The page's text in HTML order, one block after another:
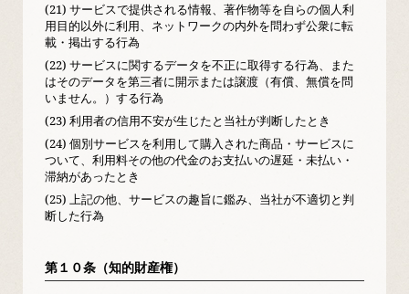
(21) サービスで提供される情報、著作物等を自らの個人利
用目的以外に利用、ネットワークの内外を問わず公衆に転
載・掲出する行為
(22) サービスに関するデータを不正に取得する行為、また
はそのデータを第三者に開示または譲渡（有償、無償を問
いません。）する行為
(23) 利用者の信用不安が生じたと当社が判断したとき
(24) 個別サービスを利用して購入された商品・サービスに
ついて、利用料その他の代金のお支払いの遅延・未払い・
滞納があったとき
(25) 上記の他、サービスの趣旨に鑑み、当社が不適切と判
断した行為
第１０条（知的財産権）